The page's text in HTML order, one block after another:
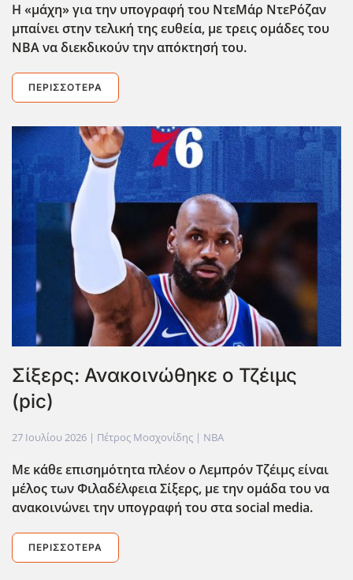
Η «μάχη» για την υπογραφή του ΝτεΜάρ ΝτεΡόζαν
μπαίνει στην τελική της ευθεία, με τρεις ομάδες του
ΝΒΑ να διεκδικούν την απόκτησή του.
ΠΕΡΙΣΣΌΤΕΡΑ
Σίξερς: Ανακοινώθηκε ο Τζέιμς
(pic)
27 Ιουλίου 2026 | Πέτρος Μοσχονίδης | NBA
Με κάθε επισημότητα πλέον ο Λεμπρόν Τζέιμς είναι
μέλος των Φιλαδέλφεια Σίξερς, με την ομάδα του να
ανακοινώνει την υπογραφή του στα social media.
ΠΕΡΙΣΣΌΤΕΡΑ